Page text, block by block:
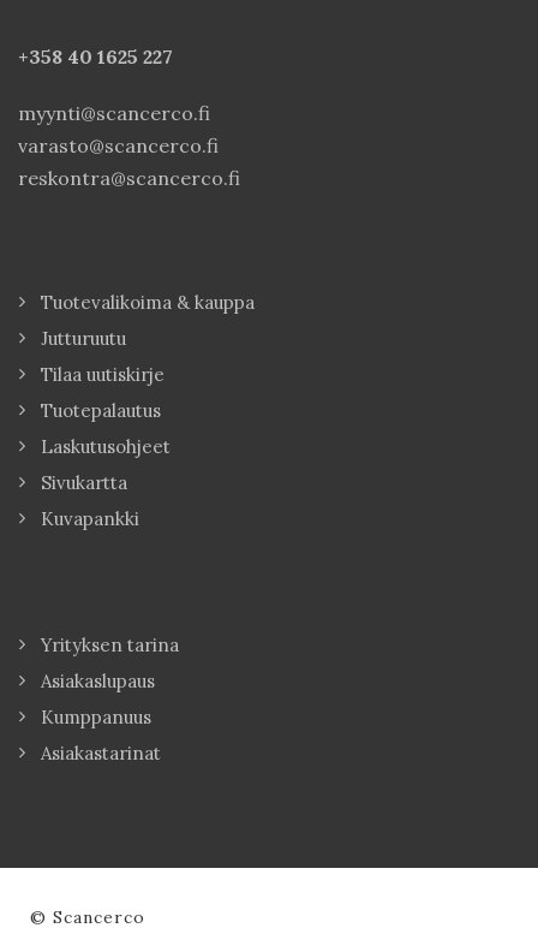
+358 40 1625 227
myynti@scancerco.fi
varasto@scancerco.fi
reskontra@scancerco.fi
Tuotevalikoima & kauppa
Jutturuutu
Tilaa uutiskirje
Tuotepalautus
Laskutusohjeet
Sivukartta
Kuvapankki
Yrityksen tarina
Asiakaslupaus
Kumppanuus
Asiakastarinat
© Scancerco